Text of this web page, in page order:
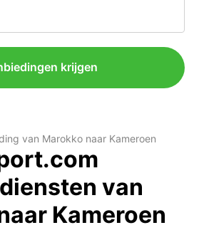
krijgen
van Marokko naar Kameroen
van
Kameroen